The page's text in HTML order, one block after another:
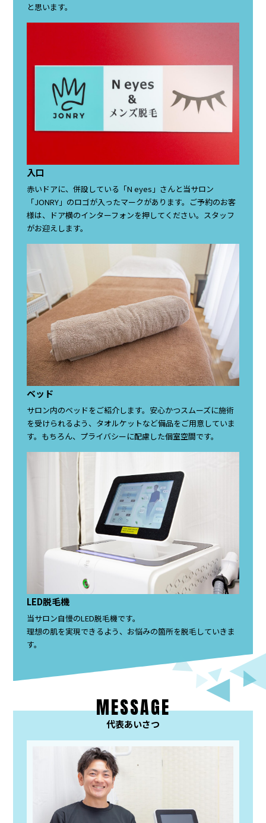
と思います。
入口
赤いドアに、併設している「N eyes」さんと当サロン
「JONRY」のロゴが入ったマークがあります。ご予約のお客
様は、ドア横のインターフォンを押してください。スタッフ
がお迎えします。
ベッド
サロン内のベッドをご紹介します。安心かつスムーズに施術
を受けられるよう、タオルケットなど備品をご用意していま
す。もちろん、プライバシーに配慮した個室空間です。
LED脱毛機
当サロン自慢のLED脱毛機です。
理想の肌を実現できるよう、お悩みの箇所を脱毛していきま
す。
MESSAGE
代表あいさつ